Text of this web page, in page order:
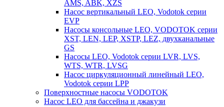
AMS, ABK, XZS
Насос вертикальный LEO, Vodotok серии
EVP
Насосы консольные LEO, VODOTOK серии
XST, LEN, LEP, XSTP, LEZ, двухканальные
GS
Насосы LEO, Vodotok серии LVR, LVS,
WTS, WTR, LVSG
Насос циркуляционный линейный LEO,
Vodotok серии LPP
Поверхностные насосы VODOTOK
Насос LEO для бассейна и джакузи